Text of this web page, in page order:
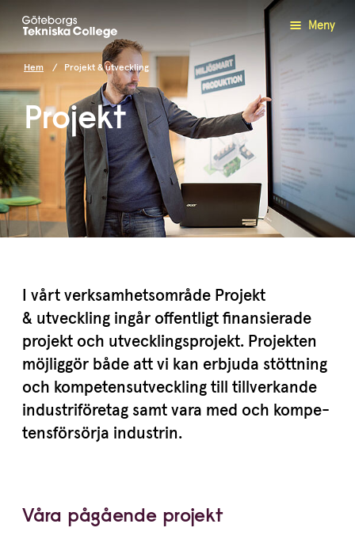
Meny
Hem Projekt & utveckling
Projekt
I vårt verksam­hets­område Projekt
& utveckling ingår offentligt finan­si­erade
projekt och utveck­lings­projekt. Projekten
möjliggör både att vi kan erbjuda stöttning
och kompe­tens­ut­veckling till tillver­kande
industri­fö­retag samt vara med och kompe­
tens­för­sörja industrin.
Våra pågående projekt